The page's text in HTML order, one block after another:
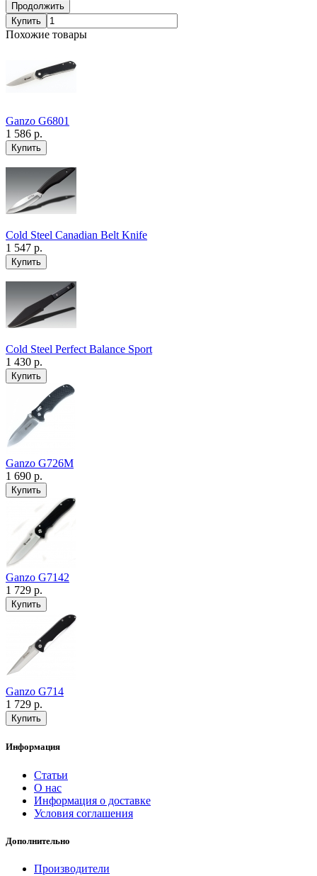
Продолжить
Купить
Похожие товары
Ganzo G6801
1 586 р.
Cold Steel Canadian Belt Knife
1 547 р.
Cold Steel Perfect Balance Sport
1 430 р.
Ganzo G726M
1 690 р.
Ganzo G7142
1 729 р.
Ganzo G714
1 729 р.
Информация
Статьи
О нас
Информация о доставке
Условия соглашения
Дополнительно
Производители